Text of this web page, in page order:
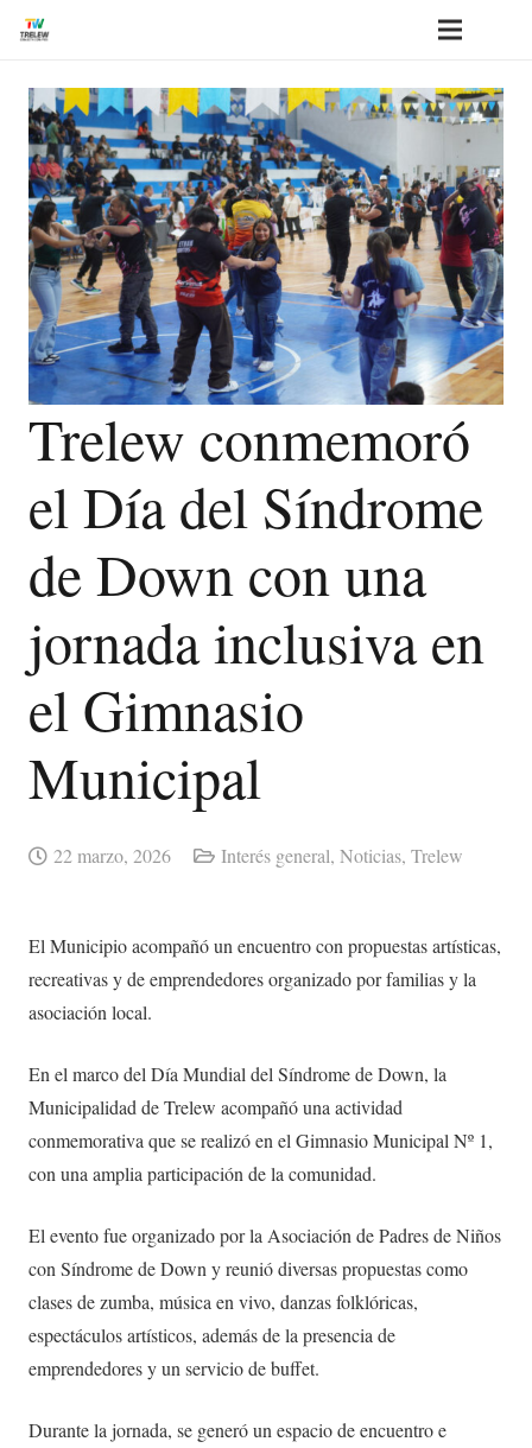
Trelew conmemoró
el Día del Síndrome
de Down con una
jornada inclusiva en
el Gimnasio
Municipal
22 marzo, 2026 Interés general, Noticias, Trelew
El Municipio acompañó un encuentro con propuestas artísticas,
recreativas y de emprendedores organizado por familias y la
asociación local.
En el marco del Día Mundial del Síndrome de Down, la
Municipalidad de Trelew acompañó una actividad
conmemorativa que se realizó en el Gimnasio Municipal Nº 1,
con una amplia participación de la comunidad.
El evento fue organizado por la Asociación de Padres de Niños
con Síndrome de Down y reunió diversas propuestas como
clases de zumba, música en vivo, danzas folklóricas,
espectáculos artísticos, además de la presencia de
emprendedores y un servicio de buffet.
Durante la jornada, se generó un espacio de encuentro e